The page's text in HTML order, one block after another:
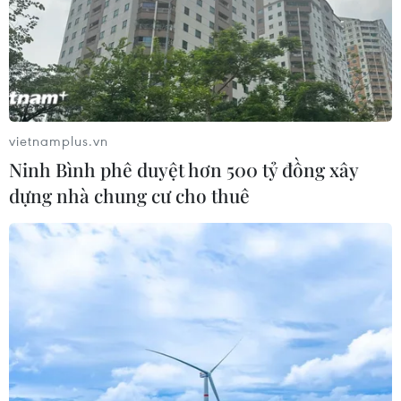
05/08/2026 14:59
Foxconn đạt doanh thu cao kỷ lục
nhờ nhu cầu mạnh đối với AI
05/08/2026 13:41
Hãng Walt Disney ký thỏa thuận
chưa từng có tiền lệ với TikTok
05/08/2026 13:31
Cảng hàng không Quảng Trị tăng
tốc, hướng tới mục tiêu khai thác
vietnamplus.vn
Ninh Bình phê duyệt hơn 500 tỷ đồng xây
dựng nhà chung cư cho thuê